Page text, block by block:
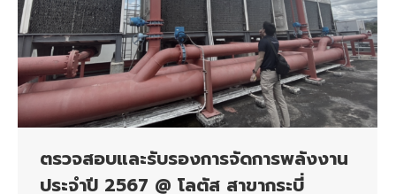
ตรวจสอบและรับรองการจัดการพลังงาน
ประจำปี 2567 @ โลตัส สาขากระบี่